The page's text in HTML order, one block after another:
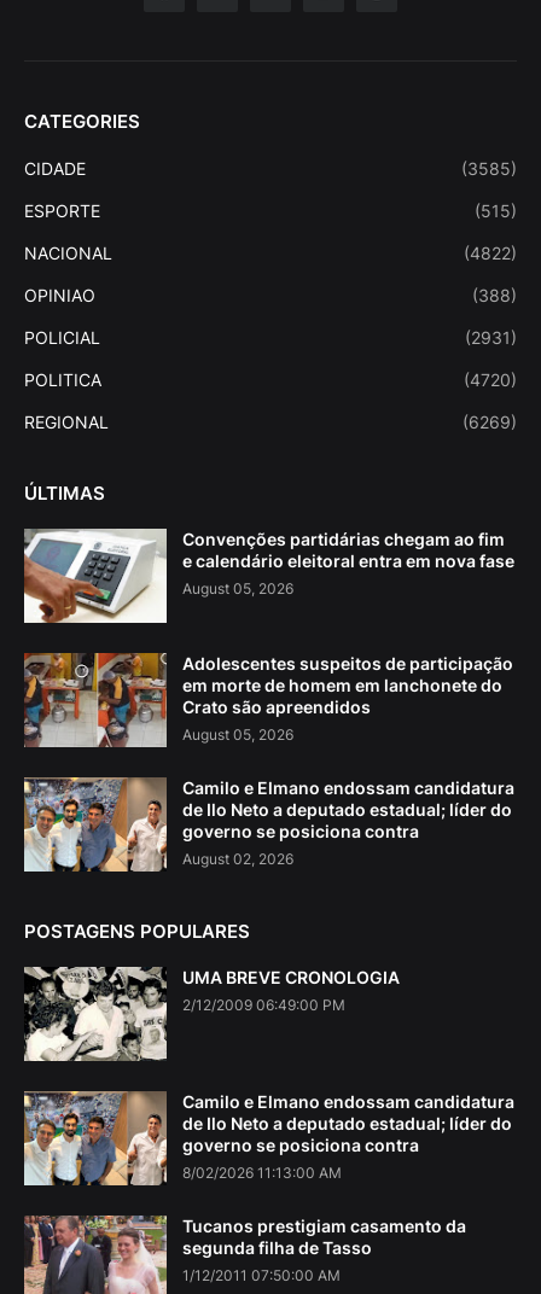
CATEGORIES
CIDADE (3585)
ESPORTE (515)
NACIONAL (4822)
OPINIAO (388)
POLICIAL (2931)
POLITICA (4720)
REGIONAL (6269)
ÚLTIMAS
Convenções partidárias chegam ao fim
e calendário eleitoral entra em nova fase
August 05, 2026
Adolescentes suspeitos de participação
em morte de homem em lanchonete do
Crato são apreendidos
August 05, 2026
Camilo e Elmano endossam candidatura
de Ilo Neto a deputado estadual; líder do
governo se posiciona contra
August 02, 2026
POSTAGENS POPULARES
UMA BREVE CRONOLOGIA
2/12/2009 06:49:00 PM
Camilo e Elmano endossam candidatura
de Ilo Neto a deputado estadual; líder do
governo se posiciona contra
8/02/2026 11:13:00 AM
Tucanos prestigiam casamento da
segunda filha de Tasso
1/12/2011 07:50:00 AM